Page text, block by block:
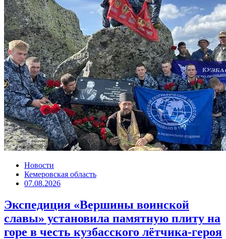
Новости
Кемеровская область
07.08.2026
Экспедиция «Вершины воинской
славы» установила памятную плиту на
горе в честь кузбасского лётчика-героя